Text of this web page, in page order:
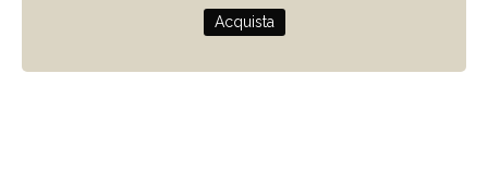
Acquista